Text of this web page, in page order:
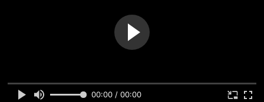
00:00 / 00:00